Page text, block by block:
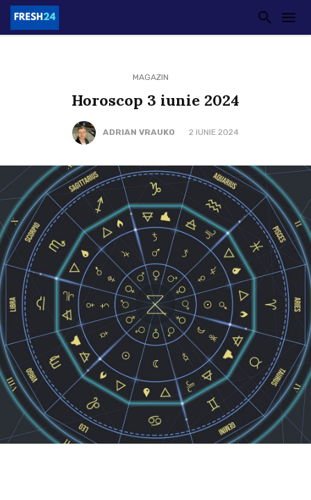
MAGAZIN
Horoscop 3 iunie 2024
ADRIAN VRAUKO 2 IUNIE 2024